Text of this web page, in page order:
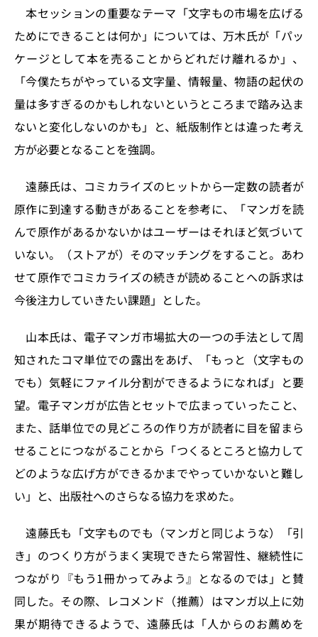
本セッションの重要なテーマ「文字もの市場を広げる
ためにできることは何か」については、万木氏が「パッ
ケージとして本を売ることからどれだけ離れるか」、
「今僕たちがやっている文字量、情報量、物語の起伏の
量は多すぎるのかもしれないというところまで踏み込ま
ないと変化しないのかも」と、紙版制作とは違った考え
方が必要となることを強調。
遠藤氏は、コミカライズのヒットから一定数の読者が
原作に到達する動きがあることを参考に、「マンガを読
んで原作があるかないかはユーザーはそれほど気づいて
いない。（ストアが）そのマッチングをすること。あわ
せて原作でコミカライズの続きが読めることへの訴求は
今後注力していきたい課題」とした。
山本氏は、電子マンガ市場拡大の一つの手法として周
知されたコマ単位での露出をあげ、「もっと（文字もの
でも）気軽にファイル分割ができるようになれば」と要
望。電子マンガが広告とセットで広まっていったこと、
また、話単位での見どころの作り方が読者に目を留まら
せることにつながることから「つくるところと協力して
どのような広げ方ができるかまでやっていかないと難し
い」と、出版社へのさらなる協力を求めた。
遠藤氏も「文字ものでも（マンガと同じような）「引
き」のつくり方がうまく実現できたら常習性、継続性に
つながり『もう1冊かってみよう』となるのでは」と賛
同した。その際、レコメンド（推薦）はマンガ以上に効
果が期待できるようで、遠藤氏は「人からのお薦めを